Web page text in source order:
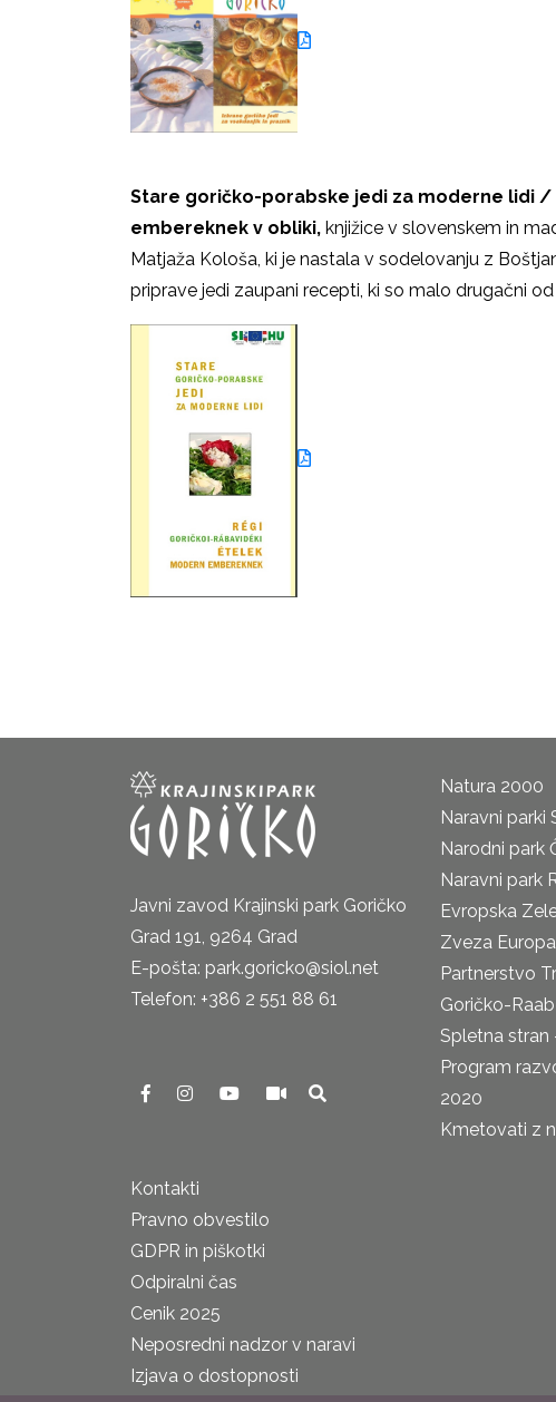
Stare goričko-porabske jedi za moderne lidi
embereknek v obliki, knjižice v slovenskem in
Matjaža Kološa, ki je nastala v sodelovanju z
priprave jedi zaupani recepti, ki so malo drugačni od
Javni zavod Krajinski park Goričko
Grad 191, 9264 Grad
E-pošta: park.goricko@siol.net
Telefon: +386 2 551 88 61
Kontakti
Pravno obvestilo
GDPR in piškotki
Odpiralni čas
Cenik 2025
Neposredni nadzor v naravi
Izjava o dostopnosti
Natura 2000
Naravni parki
Narodni park
Naravni park
Evropska
Zveza
Partnerstvo
Goričko-
Spletna stran
Program
2020
Kmetovati z